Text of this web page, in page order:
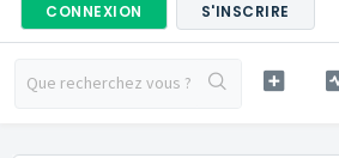
CONNEXION S'INSCRIRE